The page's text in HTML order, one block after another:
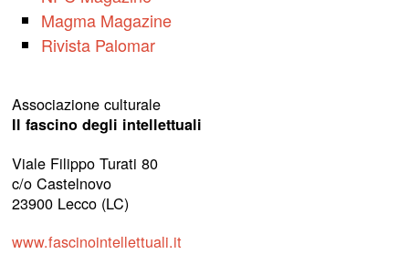
Magma Magazine
Rivista Palomar
Associazione culturale
Il fascino degli intellettuali
Viale Filippo Turati 80
c/o Castelnovo
23900 Lecco (LC)
www.fascinointellettuali.it